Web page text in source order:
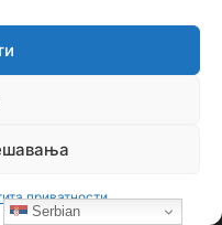
приватности
и идеолошким
раду.
Serbian